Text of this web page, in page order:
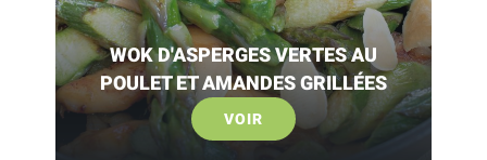
WOK D'ASPERGES VERTES AU
POULET ET AMANDES GRILLÉES
VOIR